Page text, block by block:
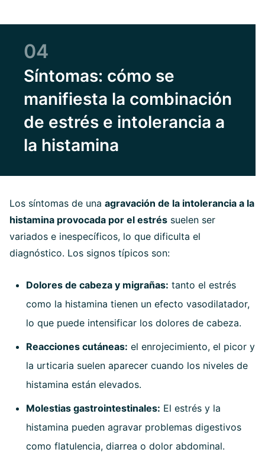
04
Síntomas: cómo se
manifiesta la combinación
de estrés e intolerancia a
la histamina
Los síntomas de una agravación de la intolerancia a la
histamina provocada por el estrés suelen ser
variados e inespecíficos, lo que dificulta el
diagnóstico. Los signos típicos son:
Dolores de cabeza y migrañas: tanto el estrés
como la histamina tienen un efecto vasodilatador,
lo que puede intensificar los dolores de cabeza.
Reacciones cutáneas: el enrojecimiento, el picor y
la urticaria suelen aparecer cuando los niveles de
histamina están elevados.
Molestias gastrointestinales: El estrés y la
histamina pueden agravar problemas digestivos
como flatulencia, diarrea o dolor abdominal.